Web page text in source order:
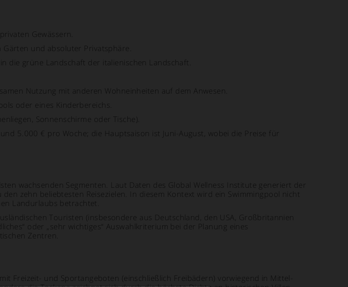
Gewässern.
und absoluter Privatsphäre.
die grüne Landschaft der italienischen Landschaft.
Nutzung mit anderen Wohneinheiten auf dem Anwesen.
oder eines Kinderbereichs.
Sonnenschirme oder Tische).
5.000 € pro Woche; die Hauptsaison ist Juni-August, wobei die Preise für
wachsenden Segmenten. Laut Daten des Global Wellness Institute generiert der
zehn beliebtesten Reisezielen. In diesem Kontext wird ein Swimmingpool nicht
Landurlaubs betrachtet.
Touristen (insbesondere aus Deutschland, den USA, Großbritannien
oder „sehr wichtiges“ Auswahlkriterium bei der Planung eines
Zentren.
Freizeit- und Sportangeboten (einschließlich Freibädern) vorwiegend in Mittel-